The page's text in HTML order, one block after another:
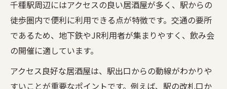
千種駅周辺にはアクセスの良い居酒屋が多く、駅からの
徒歩圏内で便利に利用できる点が特徴です。交通の要所
であるため、地下鉄やJR利用者が集まりやすく、飲み会
の開催に適しています。
アクセス良好な居酒屋は、駅出口からの動線がわかりや
すいことが重要なポイントです。例えば、駅の改札口か